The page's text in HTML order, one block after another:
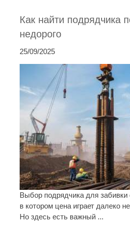
Как найти подрядчика
недорого
25/09/2025
Выбор подрядчика для
в котором цена играет далеко
Но здесь есть важный ...